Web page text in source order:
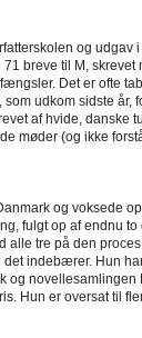
og udgav
breve til M,
Det er ofte
udkom sidste år,
af hvide, danske
møder (og ikke
og voksede
fulgt op af endnu
alle tre på den
indebærer. Hun
og
Hun er oversat til